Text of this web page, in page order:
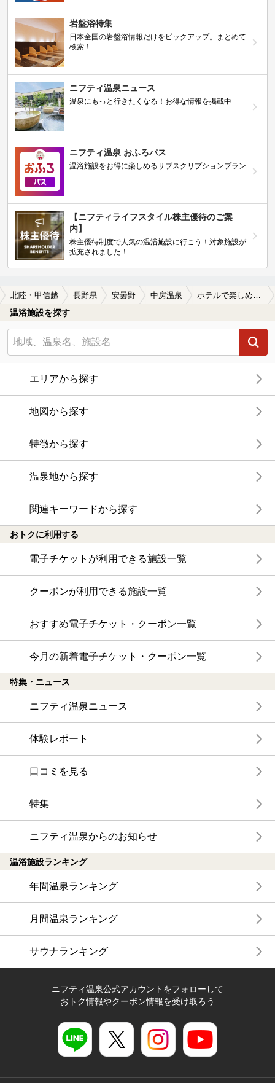
岩盤浴特集
日本全国の岩盤浴情報だけをピックアップ。まとめて
検索！
ニフティ温泉ニュース
温泉にもっと行きたくなる！お得な情報を掲載中
ニフティ温泉 おふろパス
温浴施設をお得に楽しめるサブスクリプションプラン
【ニフティライフスタイル株主優待のご案
内】
株主優待制度で人気の温浴施設に行こう！対象施設が
拡充されました！
北陸・甲信越 長野県 安曇野 中房温泉 ホテルで楽しめる中房温泉の温泉、日帰り温泉、スーパー銭湯おすすめ
温浴施設を探す
エリアから探す
地図から探す
特徴から探す
温泉地から探す
関連キーワードから探す
おトクに利用する
電子チケットが利用できる施設一覧
クーポンが利用できる施設一覧
おすすめ電子チケット・クーポン一覧
今月の新着電子チケット・クーポン一覧
特集・ニュース
ニフティ温泉ニュース
体験レポート
口コミを見る
特集
ニフティ温泉からのお知らせ
温浴施設ランキング
年間温泉ランキング
月間温泉ランキング
サウナランキング
ニフティ温泉公式アカウントをフォローして
おトク情報やクーポン情報を受け取ろう